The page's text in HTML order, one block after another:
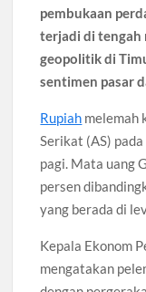
Box Office
pembukaan
terjadi di tengah
geopolitik di
sentimen pasar
Rupiah melemah
Serikat (AS)
pagi. Mata uang
persen
yang berada di
Kepala Ekonom
mengatakan